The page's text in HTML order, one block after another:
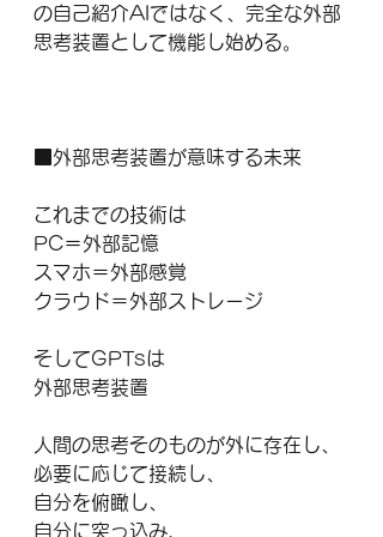
の自己紹介AIではなく、完全な外部
思考装置として機能し始める。
■外部思考装置が意味する未来
これまでの技術は
PC＝外部記憶
スマホ＝外部感覚
クラウド＝外部ストレージ
そしてGPTsは
外部思考装置
人間の思考そのものが外に存在し、
必要に応じて接続し、
自分を俯瞰し、
自分に突っ込み、